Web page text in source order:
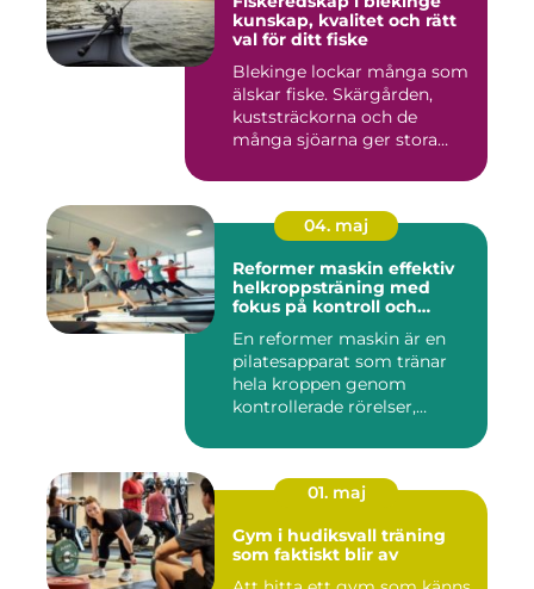
kunskap, kvalitet och rätt
val för ditt fiske
Blekinge lockar många som
älskar fiske. Skärgården,
kuststräckorna och de
många sjöarna ger stora
04. maj
Reformer maskin effektiv
helkroppsträning med
fokus på kontroll och
En reformer maskin är en
pilatesapparat som tränar
hela kroppen genom
kontrollerade rörelser,
01. maj
Gym i hudiksvall träning
som faktiskt blir av